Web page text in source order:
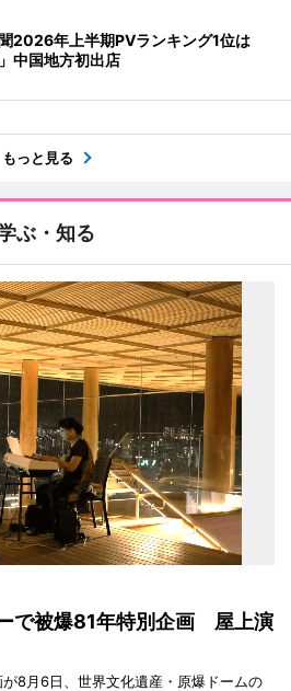
2026年上半期PVランキング1位は
中国地方初出店
もっと見る
ぶ・知る
で被爆81年特別企画 屋上演
8月6日、世界文化遺産・原爆ドームの